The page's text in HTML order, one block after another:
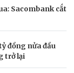
Sacombank cắt
đồng nửa đầu
trở lại